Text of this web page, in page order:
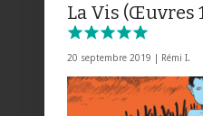
La Vis (Œuvres
20 septembre 2019 | Rémi I.